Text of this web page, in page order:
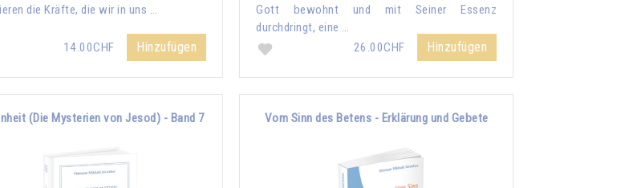
die Kräfte, die wir in uns …
14.00CHF Hinzufügen
Gott bewohnt und mit Seiner Essenz
durchdringt, eine …
26.00CHF
Hinzufügen
(Die Mysterien von Jesod) - Band 7 Vom Sinn des Betens - Erklärung und Gebete